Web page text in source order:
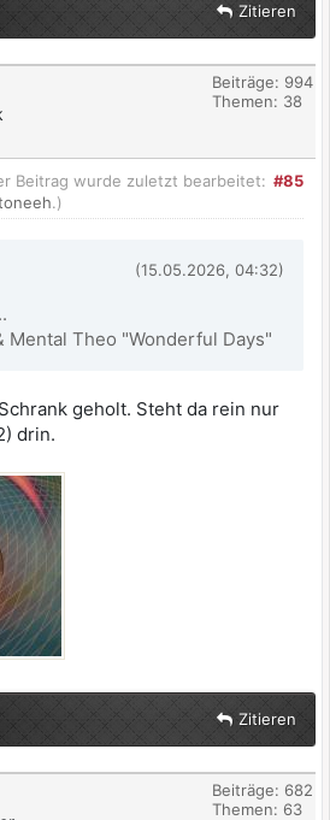
Zitieren
Beiträge: 994
Themen: 38
#85
Beitrag wurde zuletzt bearbeitet:
.)
(15.05.2026, 04:32)
Mental Theo "Wonderful Days"
geholt. Steht da rein nur
drin.
Zitieren
Beiträge: 682
Themen: 63